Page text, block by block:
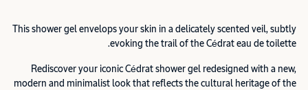
This shower gel envelops your skin in a delicately scented veil, subtly
evoking the trail of the Cédrat eau de toilette.
Rediscover your iconic Cédrat shower gel redesigned with a new,
modern and minimalist look that reflects the cultural heritage of the